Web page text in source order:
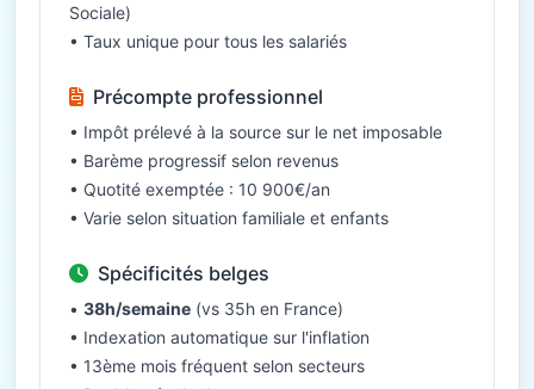
Sociale)
• Taux unique pour tous les salariés
Précompte professionnel
• Impôt prélevé à la source sur le net imposable
• Barème progressif selon revenus
• Quotité exemptée : 10 900€/an
• Varie selon situation familiale et enfants
Spécificités belges
• 38h/semaine (vs 35h en France)
• Indexation automatique sur l'inflation
• 13ème mois fréquent selon secteurs